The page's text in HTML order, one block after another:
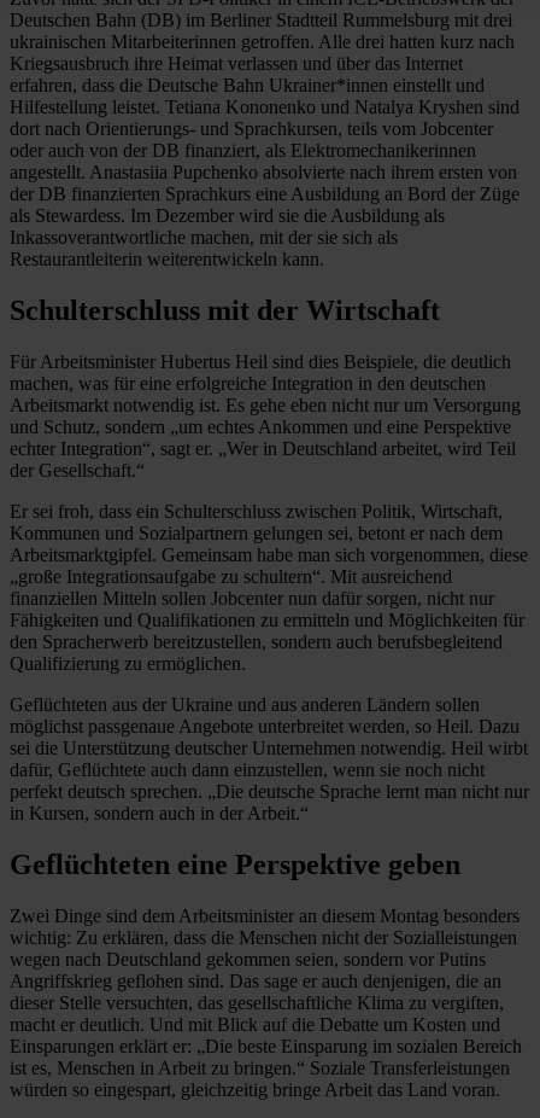
Deutschen Bahn (DB) im Berliner Stadtteil Rummelsburg mit drei
ukrainischen Mitarbeiterinnen getroffen. Alle drei hatten kurz nach
Kriegsausbruch ihre Heimat verlassen und über das Internet
erfahren, dass die Deutsche Bahn Ukrainer*innen einstellt und
Hilfestellung leistet. Tetiana Kononenko und Natalya Kryshen sind
dort nach Orientierungs- und Sprachkursen, teils vom Jobcenter
oder auch von der DB finanziert, als Elektromechanikerinnen
angestellt. Anastasiia Pupchenko absolvierte nach ihrem ersten von
der DB finanzierten Sprachkurs eine Ausbildung an Bord der Züge
als Stewardess. Im Dezember wird sie die Ausbildung als
Inkassoverantwortliche machen, mit der sie sich als
Restaurantleiterin weiterentwickeln kann.
Schulterschluss mit der Wirtschaft
Für Arbeitsminister Hubertus Heil sind dies Beispiele, die deutlich
machen, was für eine erfolgreiche Integration in den deutschen
Arbeitsmarkt notwendig ist. Es gehe eben nicht nur um Versorgung
und Schutz, sondern „um echtes Ankommen und eine Perspektive
echter Integration“, sagt er. „Wer in Deutschland arbeitet, wird Teil
der Gesellschaft.“
Er sei froh, dass ein Schulterschluss zwischen Politik, Wirtschaft,
Kommunen und Sozialpartnern gelungen sei, betont er nach dem
Arbeitsmarktgipfel. Gemeinsam habe man sich vorgenommen, diese
„große Integrationsaufgabe zu schultern“. Mit ausreichend
finanziellen Mitteln sollen Jobcenter nun dafür sorgen, nicht nur
Fähigkeiten und Qualifikationen zu ermitteln und Möglichkeiten für
den Spracherwerb bereitzustellen, sondern auch berufsbegleitend
Qualifizierung zu ermöglichen.
Geflüchteten aus der Ukraine und aus anderen Ländern sollen
möglichst passgenaue Angebote unterbreitet werden, so Heil. Dazu
sei die Unterstützung deutscher Unternehmen notwendig. Heil wirbt
dafür, Geflüchtete auch dann einzustellen, wenn sie noch nicht
perfekt deutsch sprechen. „Die deutsche Sprache lernt man nicht nur
in Kursen, sondern auch in der Arbeit.“
Geflüchteten eine Perspektive geben
Zwei Dinge sind dem Arbeitsminister an diesem Montag besonders
wichtig: Zu erklären, dass die Menschen nicht der Sozialleistungen
wegen nach Deutschland gekommen seien, sondern vor Putins
Angriffskrieg geflohen sind. Das sage er auch denjenigen, die an
dieser Stelle versuchten, das gesellschaftliche Klima zu vergiften,
macht er deutlich. Und mit Blick auf die Debatte um Kosten und
Einsparungen erklärt er: „Die beste Einsparung im sozialen Bereich
ist es, Menschen in Arbeit zu bringen.“ Soziale Transferleistungen
würden so eingespart, gleichzeitig bringe Arbeit das Land voran.